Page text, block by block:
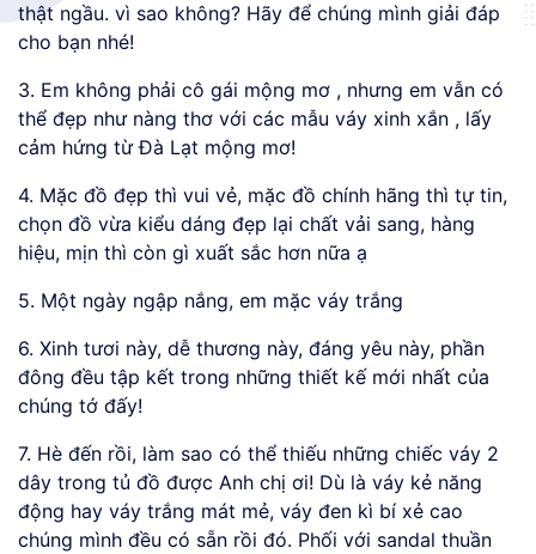
thật ngầu. vì sao không? Hãy để chúng mình giải đáp
cho bạn nhé!
3. Em không phải cô gái mộng mơ , nhưng em vẫn có
thể đẹp như nàng thơ với các mẫu váy xinh xắn , lấy
cảm hứng từ Đà Lạt mộng mơ!
4. Mặc đồ đẹp thì vui vẻ, mặc đồ chính hãng thì tự tin,
chọn đồ vừa kiểu dáng đẹp lại chất vải sang, hàng
hiệu, mịn thì còn gì xuất sắc hơn nữa ạ
5. Một ngày ngập nắng, em mặc váy trắng
6. Xinh tươi này, dễ thương này, đáng yêu này, phần
đông đều tập kết trong những thiết kế mới nhất của
chúng tớ đấy!
7. Hè đến rồi, làm sao có thể thiếu những chiếc váy 2
dây trong tủ đồ được Anh chị ơi! Dù là váy kẻ năng
động hay váy trắng mát mẻ, váy đen kì bí xẻ cao
chúng mình đều có sẵn rồi đó. Phối với sandal thuần